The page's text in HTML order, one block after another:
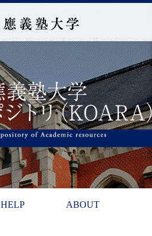
HELP ABOUT